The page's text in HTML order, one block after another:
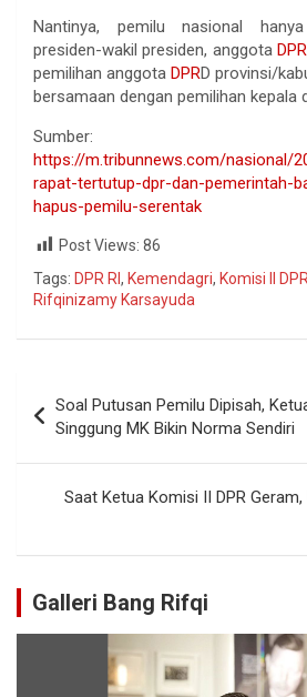
Nantinya, pemilu nasional
presiden-wakil presiden, anggota DPR
pemilihan anggota DPRD provinsi/
bersamaan dengan pemilihan kepala
Sumber:
https://m.tribunnews.com/nasional/
rapat-tertutup-dpr-dan-pemerintah-
hapus-pemilu-serentak
Post Views: 86
Tags: DPR RI , Kemendagri, Komisi II
Rifqinizamy Karsayuda
Soal Putusan Pemilu Dipisah,
Singgung MK Bikin Norma Sendiri
Saat Ketua Komisi II DPR
Galleri Bang Rifqi